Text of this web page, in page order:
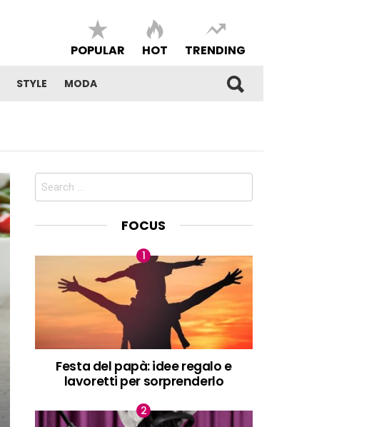
POPULAR HOT TRENDING
STYLE MODA
Search
FOCUS
Festa del papà: idee regalo e
lavoretti per sorprenderlo